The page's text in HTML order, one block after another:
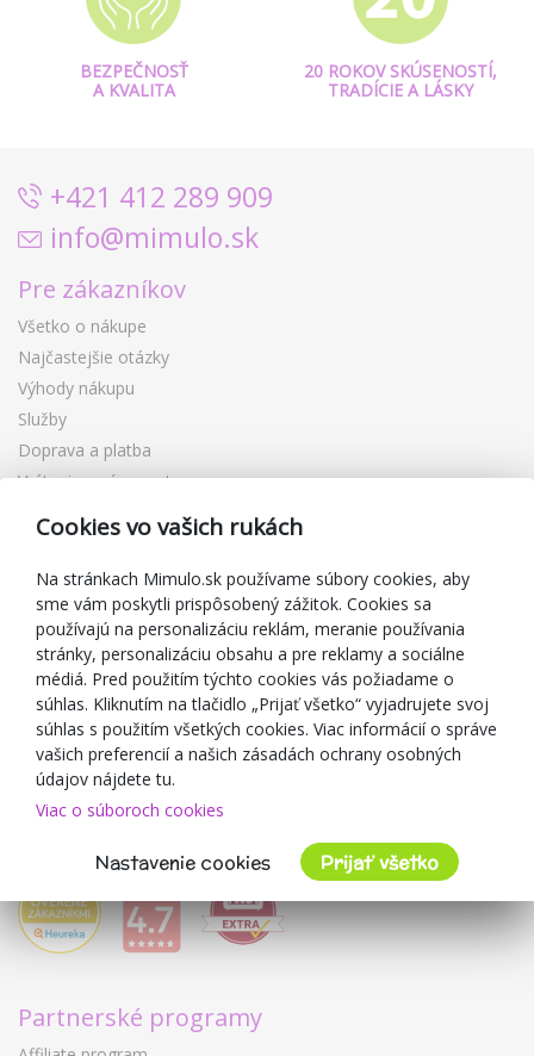
BEZPEČNOSŤ
A KVALITA
20 ROKOV SKÚSENOSTÍ,
TRADÍCIE A LÁSKY
+421 412 289 909
info@mimulo.sk
Pre zákazníkov
Všetko o nákupe
Najčastejšie otázky
Výhody nákupu
Služby
Doprava a platba
Vrátenie a výmena tovaru
Reklamácia
Darčekové poukážky
Zľavové kupóny
Blog
O predajcovi
Mimulo.sk
Obchodné podmienky
Ochrana osobných údajov GDPR
Kontakty
Spolupracujeme
Partnerské programy
Cookies vo vašich rukách
Na stránkach Mimulo.sk používame súbory cookies, aby
sme vám poskytli prispôsobený zážitok. Cookies sa
používajú na personalizáciu reklám, meranie používania
stránky, personalizáciu obsahu a pre reklamy a sociálne
médiá. Pred použitím týchto cookies vás požiadame o
súhlas. Kliknutím na tlačidlo „Prijať všetko“ vyjadrujete svoj
súhlas s použitím všetkých cookies. Viac informácií o správe
vašich preferencií a našich zásadách ochrany osobných
údajov nájdete tu.
Viac o súboroch cookies
Nastavenie cookies Prijať všetko